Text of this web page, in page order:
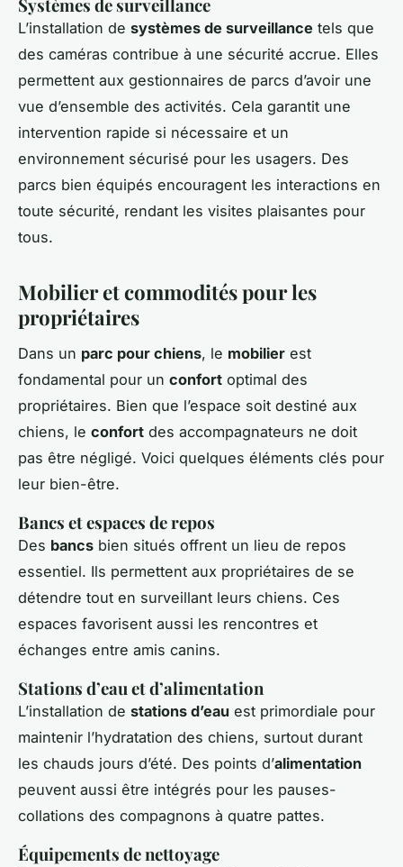
Systèmes de surveillance
L’installation de systèmes de surveillance tels que
des caméras contribue à une sécurité accrue. Elles
permettent aux gestionnaires de parcs d’avoir une
vue d’ensemble des activités. Cela garantit une
intervention rapide si nécessaire et un
environnement sécurisé pour les usagers. Des
parcs bien équipés encouragent les interactions en
toute sécurité, rendant les visites plaisantes pour
tous.
Mobilier et commodités pour les
propriétaires
Dans un parc pour chiens, le mobilier est
fondamental pour un confort optimal des
propriétaires. Bien que l’espace soit destiné aux
chiens, le confort des accompagnateurs ne doit
pas être négligé. Voici quelques éléments clés pour
leur bien-être.
Bancs et espaces de repos
Des bancs bien situés offrent un lieu de repos
essentiel. Ils permettent aux propriétaires de se
détendre tout en surveillant leurs chiens. Ces
espaces favorisent aussi les rencontres et
échanges entre amis canins.
Stations d’eau et d’alimentation
L’installation de stations d’eau est primordiale pour
maintenir l’hydratation des chiens, surtout durant
les chauds jours d’été. Des points d’alimentation
peuvent aussi être intégrés pour les pauses-
collations des compagnons à quatre pattes.
Équipements de nettoyage